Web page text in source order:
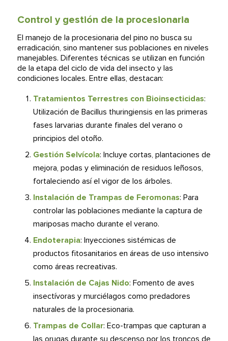
Control y gestión de la procesionaria
El manejo de la procesionaria del pino no busca su
erradicación, sino mantener sus poblaciones en niveles
manejables. Diferentes técnicas se utilizan en función
de la etapa del ciclo de vida del insecto y las
condiciones locales. Entre ellas, destacan:
Tratamientos Terrestres con Bioinsecticidas:
Utilización de Bacillus thuringiensis en las primeras
fases larvarias durante finales del verano o
principios del otoño.
Gestión Selvícola: Incluye cortas, plantaciones de
mejora, podas y eliminación de residuos leñosos,
fortaleciendo así el vigor de los árboles.
Instalación de Trampas de Feromonas: Para
controlar las poblaciones mediante la captura de
mariposas macho durante el verano.
Endoterapia: Inyecciones sistémicas de
productos fitosanitarios en áreas de uso intensivo
como áreas recreativas.
Instalación de Cajas Nido: Fomento de aves
insectívoras y murciélagos como predadores
naturales de la procesionaria.
Trampas de Collar: Eco-trampas que capturan a
las orugas durante su descenso por los troncos de